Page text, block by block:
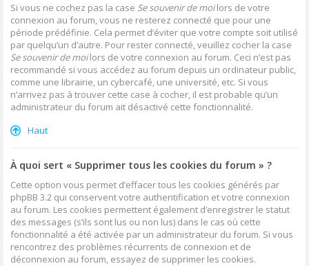
Si vous ne cochez pas la case Se souvenir de moilors de votre
connexion au forum, vous ne resterez connecté que pour une
période prédéfinie. Cela permet d’éviter que votre compte soit utilisé
par quelqu’un d’autre. Pour rester connecté, veuillez cocher la case
Se souvenir de moilors de votre connexion au forum. Ceci n’est pas
recommandé si vous accédez au forum depuis un ordinateur public,
comme une librairie, un cybercafé, une université, etc. Si vous
n’arrivez pas à trouver cette case à cocher, il est probable qu’un
administrateur du forum ait désactivé cette fonctionnalité.
Haut
À quoi sert « Supprimer tous les cookies du forum » ?
Cette option vous permet d’effacer tous les cookies générés par
phpBB 3.2 qui conservent votre authentification et votre connexion
au forum. Les cookies permettent également d’enregistrer le statut
des messages (s’ils sont lus ou non lus) dans le cas où cette
fonctionnalité a été activée par un administrateur du forum. Si vous
rencontrez des problèmes récurrents de connexion et de
déconnexion au forum, essayez de supprimer les cookies.